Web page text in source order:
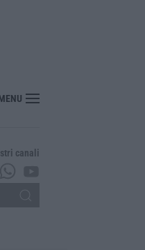
approvati dalla Giunta
canali